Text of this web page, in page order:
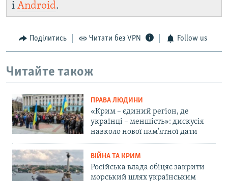
і Android.
Поділитись Читати без VPN Follow us
Читайте також
ПРАВА ЛЮДИНИ
«Крим – єдиний регіон, де
українці – меншість»: дискусія
навколо нової пам'ятної дати
ВІЙНА ТА КРИМ
Російська влада обіцяє закрити
морський шлях українським